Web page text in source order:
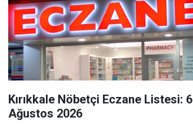
Kırıkkale Nöbetçi Eczane Listesi: 6
Ağustos 2026